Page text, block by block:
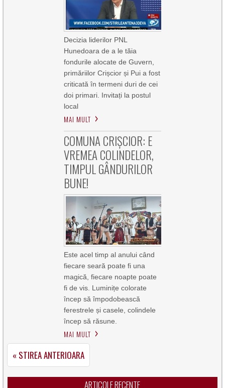
Decizia liderilor PNL
Hunedoara de a le tăia
fondurile alocate de Guvern,
primăriilor Crișcior și Pui a fost
criticată în termeni duri de cei
doi primari. Invitați la postul
local
MAI MULT
COMUNA CRIȘCIOR: E
VREMEA COLINDELOR,
TIMPUL GÂNDURILOR
BUNE!
Este acel timp al anului când
fiecare seară poate fi una
magică, fiecare noapte poate
fi de vis. Luminițe colorate
încep să împodobească
ferestrele și casele, colindele
încep să răsune.
MAI MULT
« STIREA ANTERIOARA
ARTICOLE RECENTE